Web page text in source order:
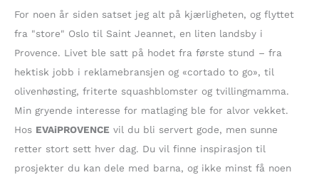
t
e
r
:
For noen år siden satset jeg alt på kjærligheten, og flyttet
fra "store" Oslo til Saint Jeannet, en liten landsby i
Provence. Livet ble satt på hodet fra første stund – fra
hektisk jobb i reklamebransjen og «cortado to go», til
olivenhøsting, friterte squashblomster og tvillingmamma.
Min gryende interesse for matlaging ble for alvor vekket.
Hos EVAiPROVENCE vil du bli servert gode, men sunne
retter stort sett hver dag. Du vil finne inspirasjon til
prosjekter du kan dele med barna, og ikke minst få noen